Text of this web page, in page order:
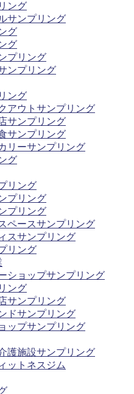
ング
サンプリング
グ
グ
プリング
ンプリング
ング
アウトサンプリング
サンプリング
サンプリング
リーサンプリング
グ
リング
プリング
プリング
ペースサンプリング
スサンプリング
リング
ショップサンプリング
ング
サンプリング
ドサンプリング
ップサンプリング
護施設サンプリング
ットネスジム